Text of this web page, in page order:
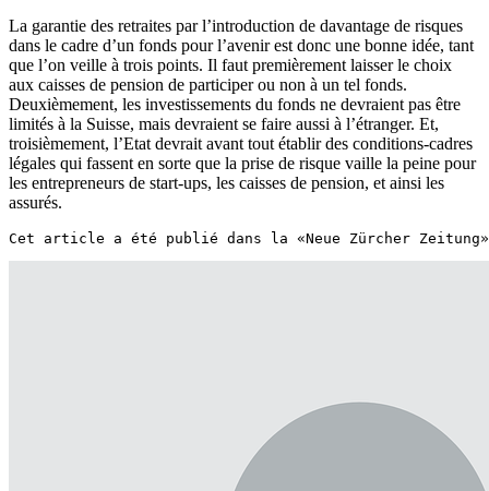
La garantie des retraites par l’introduction de davantage de risques
dans le cadre d’un fonds pour l’avenir est donc une bonne idée, tant
que l’on veille à trois points. Il faut premièrement laisser le choix
aux caisses de pension de participer ou non à un tel fonds.
Deuxièmement, les investissements du fonds ne devraient pas être
limités à la Suisse, mais devraient se faire aussi à l’étranger. Et,
troisièmement, l’Etat devrait avant tout établir des conditions-cadres
légales qui fassent en sorte que la prise de risque vaille la peine pour
les entrepreneurs de start-ups, les caisses de pension, et ainsi les
assurés.
Cet article a été publié dans la «Neue Zürcher